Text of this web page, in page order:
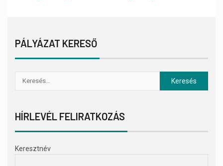
PÁLYÁZAT KERESŐ
HÍRLEVÉL FELIRATKOZÁS
Keresztnév